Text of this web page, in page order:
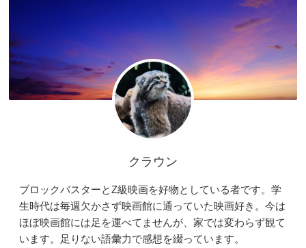
クラウン
ブロックバスターとZ級映画を好物としている者です。学
生時代は毎週欠かさず映画館に通っていた映画好き。今は
ほぼ映画館には足を運べてませんが、家では変わらず観て
います。足りない語彙力で感想を綴っています。